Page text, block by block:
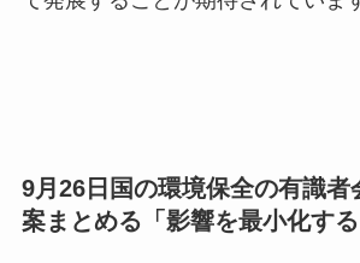
9月26日国の環境保全の有識者
案まとめる「影響を最小化する